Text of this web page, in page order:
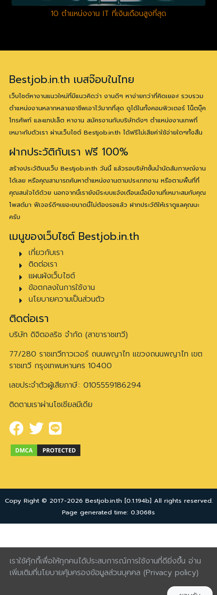
เราใช้คุ้กกี้เพื่อให้ทุกคนได้ประสบการณ์การใช้งานที่ดียิ่งขึ้น อ่าน
เพิ่มเติมที่นโยบายคุ้มครองข้อมูลส่วนบุคคล (Privacy policy)
10 ตำแหน่งงาน IT ที่เงินเดือนสูงที่สุด
Bestjob.in.th เบสจ๊อบในไทย
เว็บไซต์หางานแนวใหม่ที่มีแนวคิดว่า งานดีๆ หาง่ายกว่าที่คิดเยอะ! รวบรวม
ตำแหน่งงานหลากหลายอาชีพเอาไว้มากที่สุด ดูได้ในทั้งคอมพิวเตอร์ โน็ตบุ๊ค
โทรศัพท์ และแทปเล็ต หางาน สมัครงานกับบริษัทดังๆ ตำแหน่งงานเทพที่
เหมาะกับตัวเรา ผ่านเว็บไซต์ Bestjob.in.th ได้ฟรีไม่เสียค่าใช้จ่ายใดๆทั้งสิ้น
ฝากประวัติกับเรา ฟรี 100%
สร้างประวัติบนเว็บ Bestjob.in.th วันนี้ แล้วรอบริษัทชั้นนำนัดสัมภาษณ์งาน
ได้เลย หรือคุณสามารถค้นหาตำแหน่งงานตามประเภทงาน หรือตามพื้นที่ที่
คุณสนใจได้ด้วย นอกจากนี้เรายังมีระบบแจ้งเตือนเมื่อมีงานที่เหมาะสมกับคุณ
โพสต์มา ฟีเจอร์ดีๆเยอะขนาดนี้ไม่ต้องรอแล้ว ฝากประวัติให้เราดูแลคุณนะ
ครับ
เมนูของเว็บไซต์ Bestjob.in.th
เกี่ยวกับเรา
ติดต่อเรา
แผนผังเว็บไซต์
ข้อตกลงในการใช้งาน
นโยบายความเป็นส่วนตัว
ติดต่อเรา
บริษัท ดิจิตอลริช จำกัด (สาขาราชเทวี)
77/280 ราชเทวีทาวเวอร์ ถนนพญาไท แขวงถนนพญาไท เขต
ราชเทวี กรุงเทพมหานคร 10400
เลขประจำตัวผู้เสียภาษี:: 0105559186294
ติดตามเราผ่านโซเชียลมีเดีย
Copy Right © 2017-2026 Bestjob.in.th [0.1.194b] All rights reserved.
Page generated time: 0.3068s